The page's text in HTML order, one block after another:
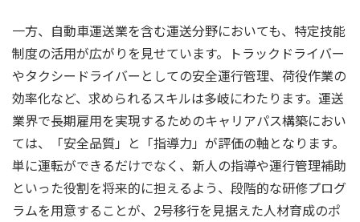
一方、自動車運送業を含む運送分野においても、特定技能
制度の活用が広がりを見せています。トラックドライバー
やタクシードライバーとしての安全運行管理、荷役作業の
効率化など、求められるスキルは多岐にわたります。運送
業界で長期雇用を実現するためのキャリアパス構築におい
ては、「安全品質」と「指導力」が評価の軸となります。
単に運転ができるだけでなく、新人の指導や運行管理補助
といった役割を将来的に担えるよう、段階的な研修プログ
ラムを用意することが、2号移行を見据えた人材育成のポ